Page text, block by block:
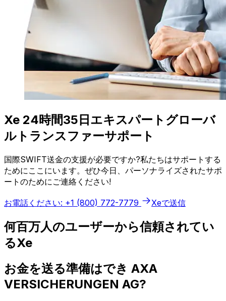
Xe 24時間35日エキスパートグローバ
ルトランスファーサポート
国際SWIFT送金の支援が必要ですか?私たちはサポートする
ためにここにいます。ぜひ今日、パーソナライズされたサポ
ートのためにご連絡ください!
お電話ください: +1 (800) 772-7779 Xeで送信
何百万人のユーザーから信頼されてい
るXe
お金を送る準備はでき AXA
VERSICHERUNGEN AG?